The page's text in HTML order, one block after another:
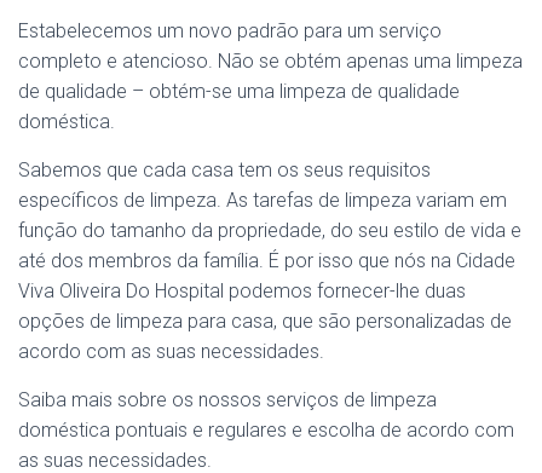
Estabelecemos um novo padrão para um serviço
completo e atencioso. Não se obtém apenas uma limpeza
de qualidade – obtém-se uma limpeza de qualidade
doméstica.
Sabemos que cada casa tem os seus requisitos
específicos de limpeza. As tarefas de limpeza variam em
função do tamanho da propriedade, do seu estilo de vida e
até dos membros da família. É por isso que nós na Cidade
Viva Oliveira Do Hospital podemos fornecer-lhe duas
opções de limpeza para casa, que são personalizadas de
acordo com as suas necessidades.
Saiba mais sobre os nossos serviços de limpeza
doméstica pontuais e regulares e escolha de acordo com
as suas necessidades.